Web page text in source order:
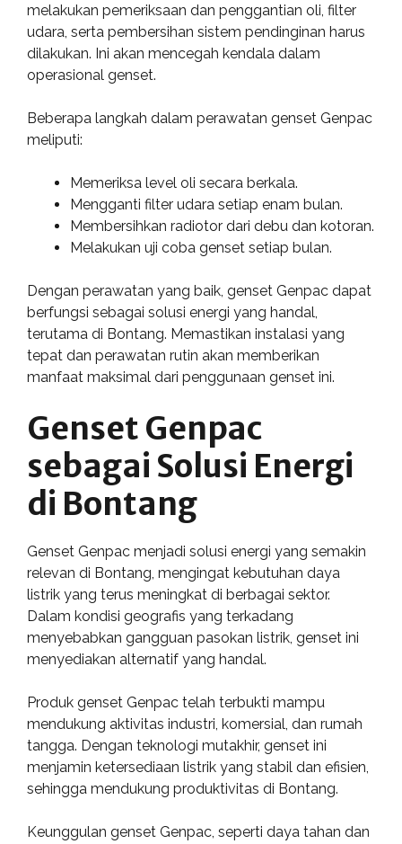
melakukan pemeriksaan dan penggantian oli, filter
udara, serta pembersihan sistem pendinginan harus
dilakukan. Ini akan mencegah kendala dalam
operasional genset.
Beberapa langkah dalam perawatan genset Genpac
meliputi:
Memeriksa level oli secara berkala.
Mengganti filter udara setiap enam bulan.
Membersihkan radiotor dari debu dan kotoran.
Melakukan uji coba genset setiap bulan.
Dengan perawatan yang baik, genset Genpac dapat
berfungsi sebagai solusi energi yang handal,
terutama di Bontang. Memastikan instalasi yang
tepat dan perawatan rutin akan memberikan
manfaat maksimal dari penggunaan genset ini.
Genset Genpac
sebagai Solusi Energi
di Bontang
Genset Genpac menjadi solusi energi yang semakin
relevan di Bontang, mengingat kebutuhan daya
listrik yang terus meningkat di berbagai sektor.
Dalam kondisi geografis yang terkadang
menyebabkan gangguan pasokan listrik, genset ini
menyediakan alternatif yang handal.
Produk genset Genpac telah terbukti mampu
mendukung aktivitas industri, komersial, dan rumah
tangga. Dengan teknologi mutakhir, genset ini
menjamin ketersediaan listrik yang stabil dan efisien,
sehingga mendukung produktivitas di Bontang.
Keunggulan genset Genpac, seperti daya tahan dan